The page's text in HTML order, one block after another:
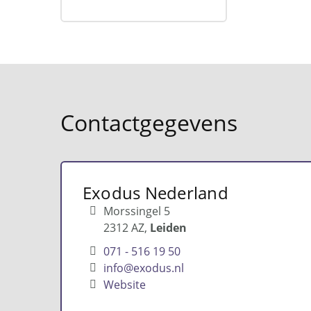
Contactgegevens
Exodus Nederland
Morssingel 5
2312 AZ Leiden
071 - 516 19 50
info@exodus.nl
Website